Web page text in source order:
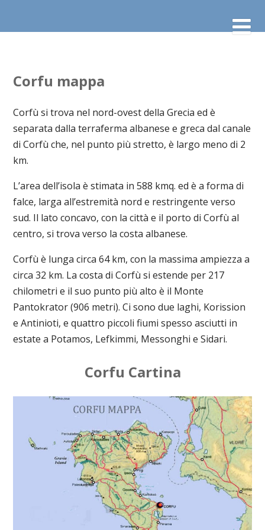
Corfu mappa
Corfù si trova nel nord-ovest della Grecia ed è
separata dalla terraferma albanese e greca dal canale
di Corfù che, nel punto più stretto, è largo meno di 2
km.
L’area dell’isola è stimata in 588 kmq. ed è a forma di
falce, larga all’estremità nord e restringente verso
sud. Il lato concavo, con la città e il porto di Corfù al
centro, si trova verso la costa albanese.
Corfù è lunga circa 64 km, con la massima ampiezza a
circa 32 km. La costa di Corfù si estende per 217
chilometri e il suo punto più alto è il Monte
Pantokrator (906 metri). Ci sono due laghi, Korission
e Antinioti, e quattro piccoli fiumi spesso asciutti in
estate a Potamos, Lefkimmi, Messonghi e Sidari.
Corfu Cartina